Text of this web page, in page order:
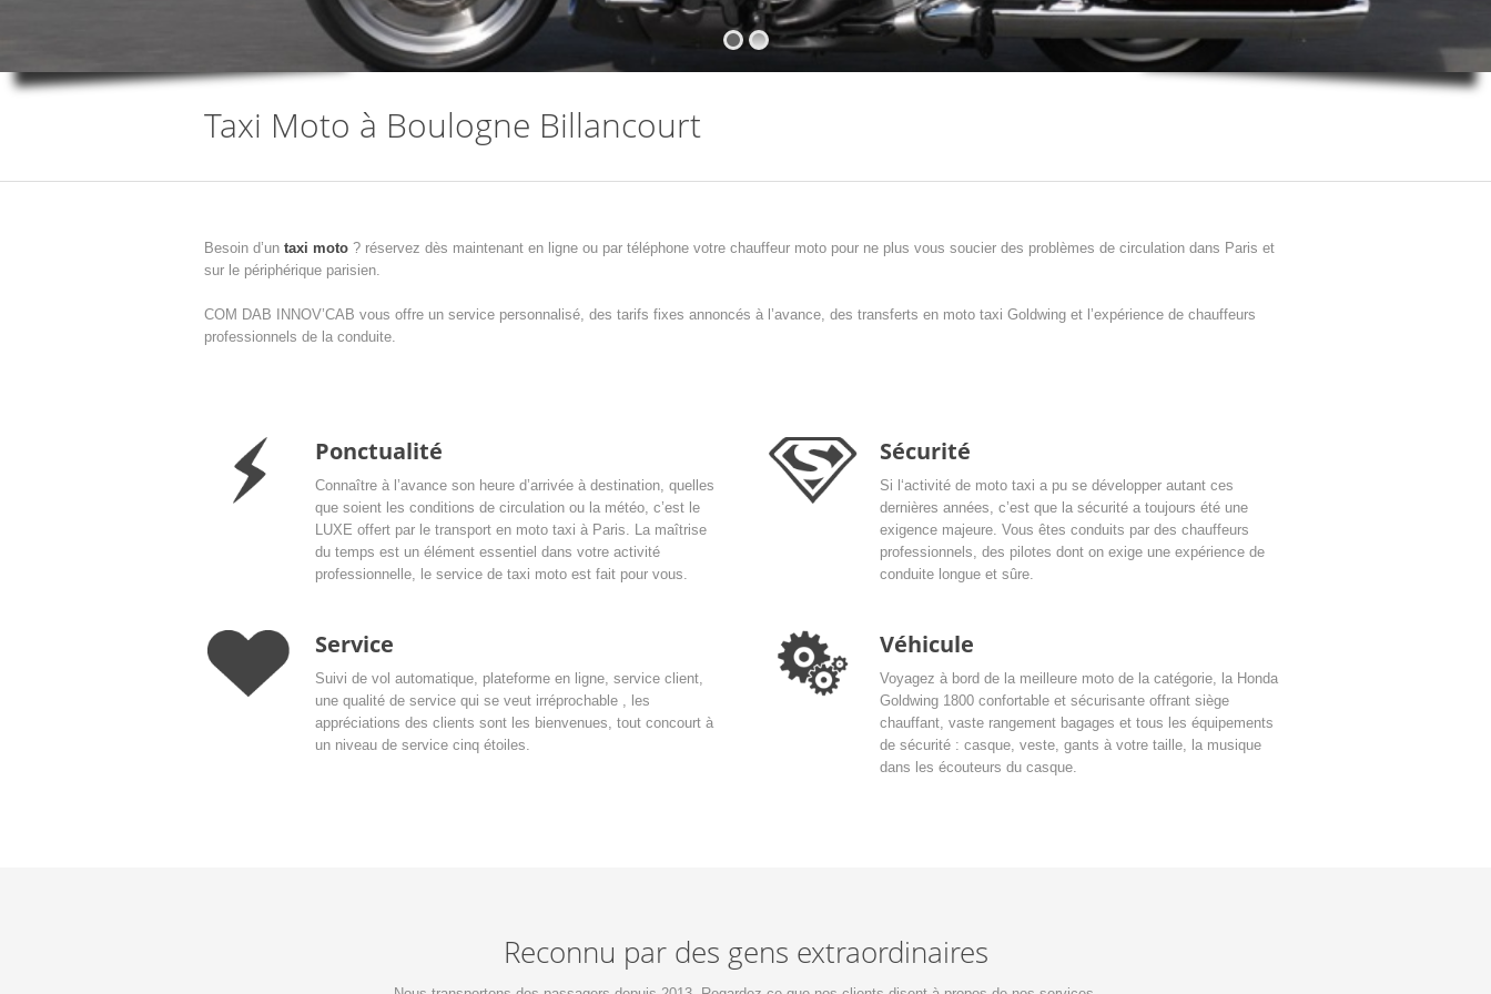
Taxi Moto à Boulogne Billancourt
Besoin d’un taxi moto ? réservez dès maintenant en ligne ou par téléphone votre chauffeur moto pour ne plus vous soucier des problèmes de circulation dans Paris et
sur le périphérique parisien.
COM DAB INNOV’CAB vous offre un service personnalisé, des tarifs fixes annoncés à l’avance, des transferts en moto taxi Goldwing et l’expérience de chauffeurs
professionnels de la conduite.
Ponctualité
Connaître à l’avance son heure d’arrivée à destination, quelles
que soient les conditions de circulation ou la météo, c’est le
LUXE offert par le transport en moto taxi à Paris. La maîtrise
du temps est un élément essentiel dans votre activité
professionnelle, le service de taxi moto est fait pour vous.
Sécurité
Si l‘activité de moto taxi a pu se développer autant ces
dernières années, c’est que la sécurité a toujours été une
exigence majeure. Vous êtes conduits par des chauffeurs
professionnels, des pilotes dont on exige une expérience de
conduite longue et sûre.
Service
Suivi de vol automatique, plateforme en ligne, service client,
une qualité de service qui se veut irréprochable , les
appréciations des clients sont les bienvenues, tout concourt à
un niveau de service cinq étoiles.
Véhicule
Voyagez à bord de la meilleure moto de la catégorie, la Honda
Goldwing 1800 confortable et sécurisante offrant siège
chauffant, vaste rangement bagages et tous les équipements
de sécurité : casque, veste, gants à votre taille, la musique
dans les écouteurs du casque.
Reconnu par des gens extraordinaires